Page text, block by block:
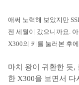
애써 노력해 보았지만
젠 세월이 갔으니까요
X300의 키를 눌러본 후
마치 왕이 귀환한 듯,
한 X300을 보면서 다